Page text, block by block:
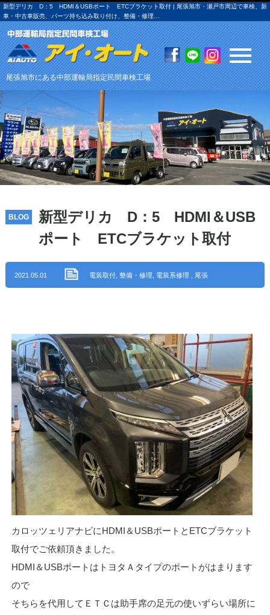
新型デリカ D：5 HDMI＆USBポート ETCブラケット取付 | 尾張旭市・瀬戸市周辺で車検、新
車・中古車販売、パーツ持ち込み取り付け、整備・修理…
尾張旭市にある中部運輸局指定民間車検工場
新型デリカ D：5 HDMI＆USB
ポート ETCブラケット取付
BLOG
2021.05.01 電装取付, 整備・修理 電装系修理 尾張
カロッツェリアナビにHDMI＆USBポートとETCブラケット
取付でご依頼頂きました。
HDMI＆USBポートはトヨタＡタイプのポートがはまります
ので
そちらを代用してＥＴＣは助手席の足元の使いずらい場所に